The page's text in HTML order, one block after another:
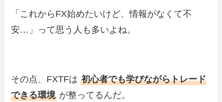
「これからFX始めたいけど、情報がなくて不
安…」って思う人も多いよね。
その点、FXTFは初心者でも学びながらトレード
できる環境 が整ってるんだ。